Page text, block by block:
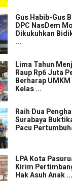
Gus Habib-Gus
DPC NasDem
Dikukuhkan
...
Lima Tahun
Raup Rp6 Juta
Berharap
Kelas ...
Raih Dua
Surabaya
Pacu
LPA Kota
Kirim
Hak Asuh Anak ...